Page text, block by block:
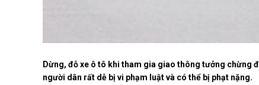
Dừng, đỗ xe ô tô khi tham gia giao thông tưởng chừng
người dân rất dễ bị vi phạm luật và có thể bị phạt nặng.